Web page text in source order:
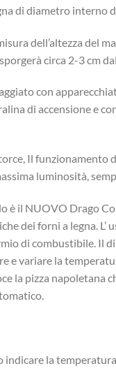
di diametro interno
dell’altezza del
circa 2-3 cm
con
di accensione e
Il funzionamento
luminosità,
è il NUOVO Drago
dei forni a legna.
di combustibile. Il
e variare la
la pizza napoletana
indicare la